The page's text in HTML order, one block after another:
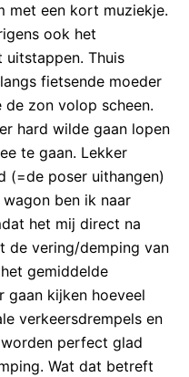
met een kort muziekje.
ook het
uitstappen. Thuis
fietsende moeder
de zon volop scheen.
hard wilde gaan lopen
te gaan. Lekker
(=de poser uithangen)
ben ik naar
het mij direct na
de vering/demping van
gemiddelde
gaan kijken hoeveel
verkeersdrempels en
perfect glad
Wat dat betreft